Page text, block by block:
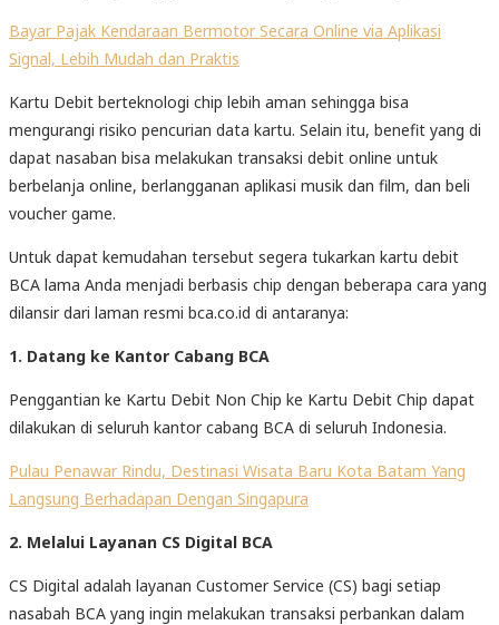
Bayar Pajak Kendaraan Bermotor Secara Online via Aplikasi
Signal, Lebih Mudah dan Praktis
Kartu Debit berteknologi chip lebih aman sehingga bisa
mengurangi risiko pencurian data kartu. Selain itu, benefit yang di
dapat nasaban bisa melakukan transaksi debit online untuk
berbelanja online, berlangganan aplikasi musik dan film, dan beli
voucher game.
Untuk dapat kemudahan tersebut segera tukarkan kartu debit
BCA lama Anda menjadi berbasis chip dengan beberapa cara yang
dilansir dari laman resmi bca.co.id di antaranya:
1. Datang ke Kantor Cabang BCA
Penggantian ke Kartu Debit Non Chip ke Kartu Debit Chip dapat
dilakukan di seluruh kantor cabang BCA di seluruh Indonesia.
Pulau Penawar Rindu, Destinasi Wisata Baru Kota Batam Yang
Langsung Berhadapan Dengan Singapura
2. Melalui Layanan CS Digital BCA
CS Digital adalah layanan Customer Service (CS) bagi setiap
nasabah BCA yang ingin melakukan transaksi perbankan dalam